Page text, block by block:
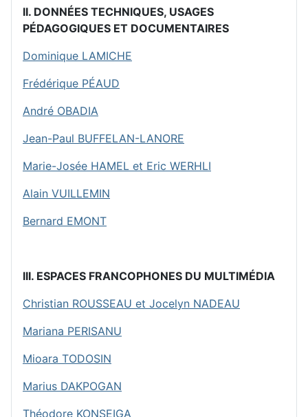
II. DONNÉES TECHNIQUES, USAGES
PÉDAGOGIQUES ET DOCUMENTAIRES
Dominique LAMICHE
Frédérique PÉAUD
André OBADIA
Jean-Paul BUFFELAN-LANORE
Marie-Josée HAMEL et Eric WERHLI
Alain VUILLEMIN
Bernard EMONT
III. ESPACES FRANCOPHONES DU MULTIMÉDIA
Christian ROUSSEAU et Jocelyn NADEAU
Mariana PERISANU
Mioara TODOSIN
Marius DAKPOGAN
Théodore KONSEIGA